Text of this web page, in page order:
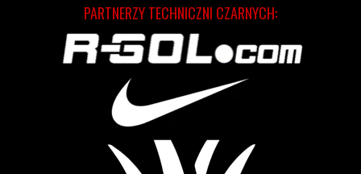
PARTNERZY TECHNICZNI CZARNYCH: